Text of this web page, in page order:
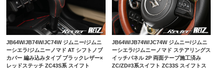
JB64W/JB74W/JC74W ジムニー/ジムニ
ーシエラ/ジムニーノマド AT シフトノブ
カバー 編み込みタイプ ブラックレザー×
レッドステッチ ZC43S系 スイフト
JB64W/JB74W/JC74W ジムニー/ジムニ
ーシエラ/ジムニーノマド ステアリングス
イッチパネル 2P 両面テープ施工済み
ZC/ZD#3系スイフト ZC33S スイフトス